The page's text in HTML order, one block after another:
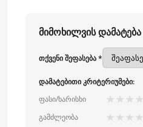
მიმოხილვის დამატება
თქვენი შეფასება *
დამატებითი კრიტერიუმები:
ფასი/ხარისხი
★ ★ ★ ★
გამძლეობა ★ ★ ★ ★